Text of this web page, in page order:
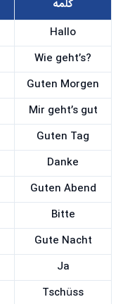
کلمه
Hallo
Wie geht’s?
Guten Morgen
Mir geht’s gut
Guten Tag
Danke
Guten Abend
Bitte
Gute Nacht
Ja
Tschüss